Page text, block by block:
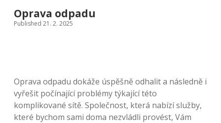
Oprava odpadu
Published 21. 2. 2025
Oprava odpadu dokáže úspěšně odhalit a následně i
vyřešit počínající problémy týkající této
komplikované sítě. Společnost, která nabízí služby,
které bychom sami doma nezvládli provést, Vám